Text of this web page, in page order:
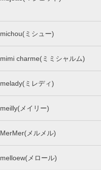
michou(ミシュー)
mimi charme(ミミシャルム)
melady(ミレディ)
meilly(メイリー)
MerMer(メルメル)
melloew(メロール)